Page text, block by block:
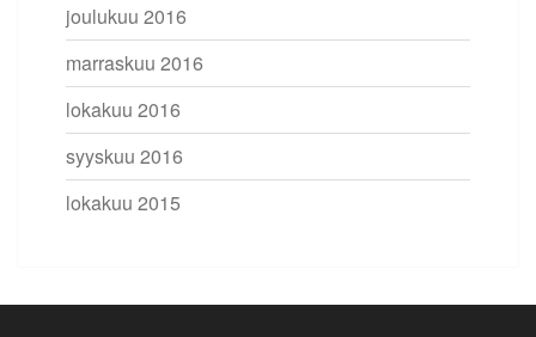
joulukuu 2016
marraskuu 2016
lokakuu 2016
syyskuu 2016
lokakuu 2015